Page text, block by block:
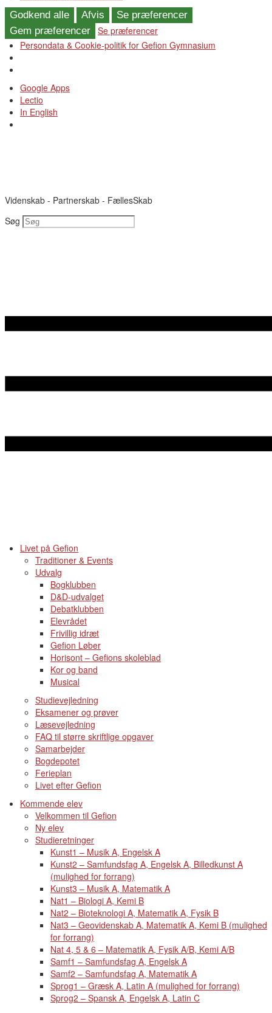
Godkend alle Afvis
Se præferencer
Gem præferencer
Se præferencer
Persondata & Cookie-politik for Gefion Gymnasium
Videre
til
indhold
Google Apps
Lectio
In English
Videnskab - Partnerskab - FællesSkab
Søg
Livet på Gefion
Traditioner & Events
Udvalg
Bogklubben
D&D-udvalget
Debatklubben
Elevrådet
Frivillig idræt
Gefion Løber
Horisont – Gefions skoleblad
Kor og band
Musical
Studievejledning
Eksamener og prøver
Læsevejledning
FAQ til større skriftlige opgaver
Samarbejder
Bogdepotet
Ferieplan
Livet efter Gefion
Kommende elev
Velkommen til Gefion
Ny elev
Studieretninger
Kunst1 – Musik A, Engelsk A
Kunst2 – Samfundsfag A, Engelsk A, Billedkunst A
(mulighed for forrang)
Kunst3 – Musik A, Matematik A
Nat1 – Biologi A, Kemi B
Nat2 – Bioteknologi A, Matematik A, Fysik B
Nat3 – Geovidenskab A, Matematik A, Kemi B (mulighed
for forrang)
Nat 4, 5 & 6 – Matematik A, Fysik A/B, Kemi A/B
Samf1 – Samfundsfag A, Engelsk A
Samf2 – Samfundsfag A, Matematik A
Sprog1 – Græsk A, Latin A (mulighed for forrang)
Sprog2 – Spansk A, Engelsk A, Latin C